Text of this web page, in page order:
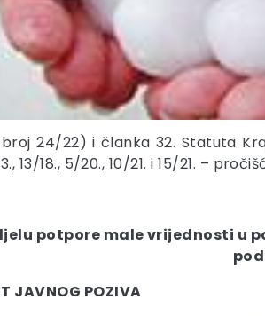
broj 24/22) i članka 32. Statuta
13/18., 5/20., 10/21. i 15/21. –
potpore male vrijednosti u
JAVNOG POZIVA